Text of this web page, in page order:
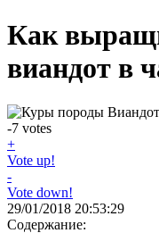
Как
виандот в
-7 votes
+
Vote up!
-
Vote down!
29/01/2018 20:53:29
Содержание: